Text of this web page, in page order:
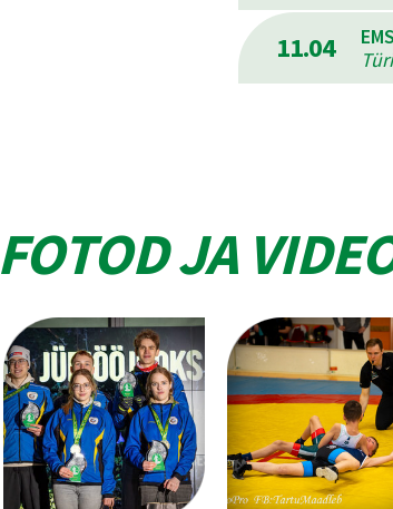
11.04
FOTOD JA